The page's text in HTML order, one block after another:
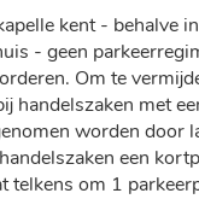
kent - behalve
- geen
Om te
handelszaken met
worden door
een
telkens om 1